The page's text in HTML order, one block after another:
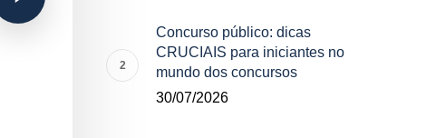
Concurso público: dicas
CRUCIAIS para iniciantes no
mundo dos concursos
30/07/2026